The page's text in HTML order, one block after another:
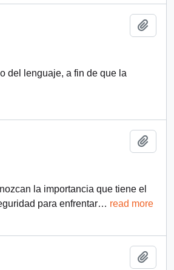
del lenguaje, a fin de que la
la importancia que tiene el
para enfrentar… read more